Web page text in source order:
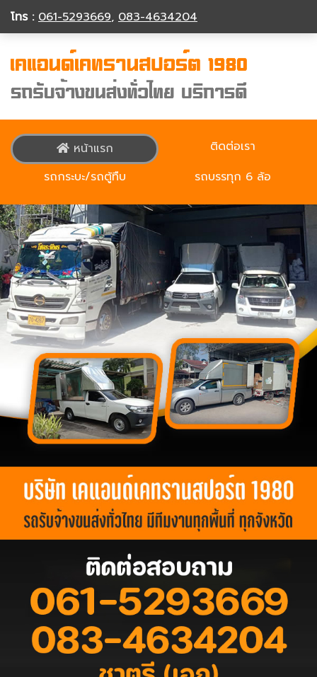
โทร : 061-5293669, 083-4634204
หน้าแรก
ติดต่อเรา
รถกระบะ/รถตู้ทืบ
รถบรรทุก 6 ล้อ